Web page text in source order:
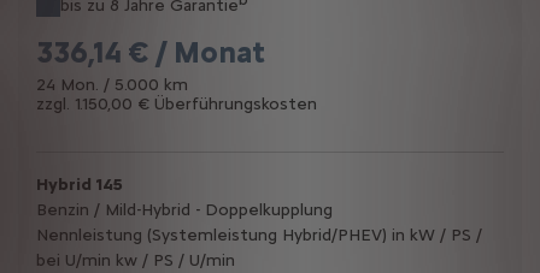
bis zu 8 Jahre Garantie
336,14 € / Monat
24 Mon. / 5.000 km
zzgl. 1.150,00 € Überführungskosten
Hybrid 145
Benzin / Mild-Hybrid - Doppelkupplung
Nennleistung (Systemleistung Hybrid/PHEV) in kW / PS /
bei U/min kw / PS / U/min